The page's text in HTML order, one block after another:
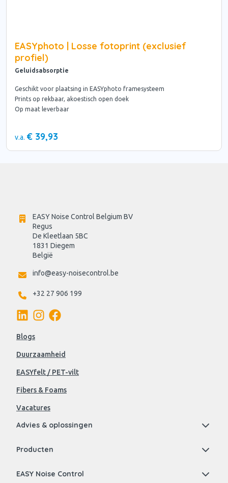
EASYphoto | Losse fotoprint (exclusief
profiel)
Geluidsabsorptie
Geschikt voor plaatsing in EASYphoto framesysteem
Prints op rekbaar, akoestisch open doek
Op maat leverbaar
v.a. € 39,93
EASY Noise Control Belgium BV
Regus
De Kleetlaan 5BC
1831 Diegem
België
info@easy-noisecontrol.be
+32 27 906 199
Blogs
Duurzaamheid
EASYfelt / PET-vilt
Fibers & Foams
Vacatures
Advies & oplossingen
Producten
EASY Noise Control